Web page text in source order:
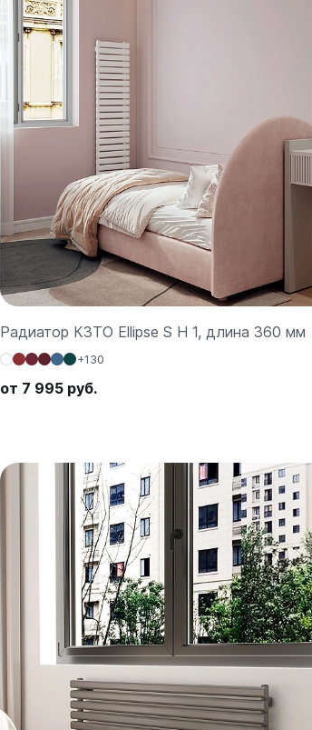
Радиатор КЗТО Ellipse S H 1, длина 360 мм
+130
от 7 995 руб.